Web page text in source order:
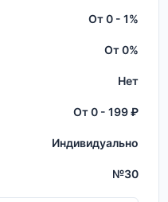
От 0 - 1%
От 0%
Нет
От 0 - 199 ₽
Индивидуально
№30